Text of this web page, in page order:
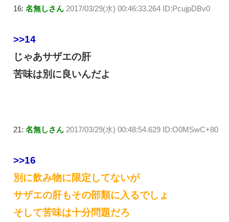
16: 名無しさん 2017/03/29(水) 00:46:33.264 ID:PcujpDBv0
>>14
じゃあサザエの肝
苦味は別に良いんだよ
21: 名無しさん 2017/03/29(水) 00:48:54.629 ID:O0MSwC+80
>>16
別に飲み物に限定してないが
サザエの肝もその部類に入るでしょ
そして苦味は十分問題だろ